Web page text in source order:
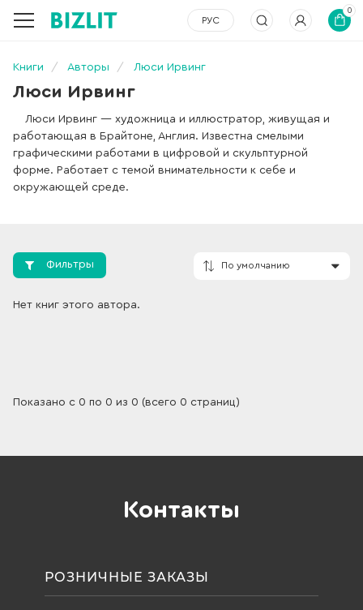
РУС
0
Книги Авторы Люси Ирвинг
Люси Ирвинг
Люси Ирвинг — художница и иллюстратор, живущая и
работающая в Брайтоне, Англия. Известна смелыми
графическими работами в цифровой и скульптурной
форме. Работает с темой внимательности к себе и
окружающей среде.
Фильтры
Нет книг этого автора.
Показано с 0 по 0 из 0 (всего 0 страниц)
Контакты
РОЗНИЧНЫЕ ЗАКАЗЫ